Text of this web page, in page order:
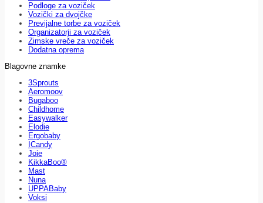
Podloge za voziček
Vozički za dvojčke
Previjalne torbe za voziček
Organizatorji za voziček
Zimske vreče za voziček
Dodatna oprema
Blagovne znamke
3Sprouts
Aeromoov
Bugaboo
Childhome
Easywalker
Elodie
Ergobaby
ICandy
Joie
KikkaBoo®
Mast
Nuna
UPPABaby
Voksi